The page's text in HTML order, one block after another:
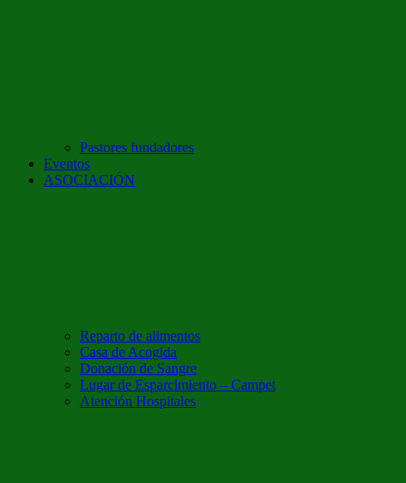
Pastores fundadores
Eventos
ASOCIACIÓN
Reparto de alimentos
Casa de Acogida
Donación de Sangre
Lugar de Esparcimiento – Campet
Atención Hospitales